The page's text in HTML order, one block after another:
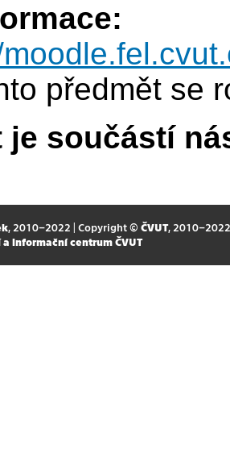
předmět se
je součástí
, 2010–2022 | Copyright © ČVUT, 2010–2022
informační centrum ČVUT